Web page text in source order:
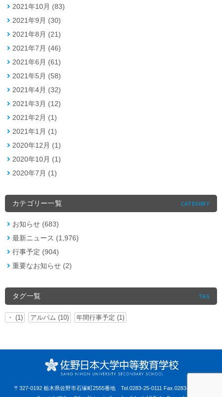
2021年10月 (83)
2021年9月 (30)
2021年8月 (21)
2021年7月 (46)
2021年6月 (61)
2021年5月 (58)
2021年4月 (32)
2021年3月 (12)
2021年2月 (1)
2021年1月 (1)
2020年12月 (1)
2020年10月 (1)
2020年7月 (1)
カテゴリー一覧 CATEGORY
お知らせ (683)
最新ニュース (1,976)
行事予定 (904)
重要なお知らせ (2)
タグ一覧 TAG
・ (1) アルバム (10) 年間行事予定 (1)
〒327-0192 栃木県佐野市石塚町2555番地 Tel.0283-25-0111 Fax.0283-25-0441